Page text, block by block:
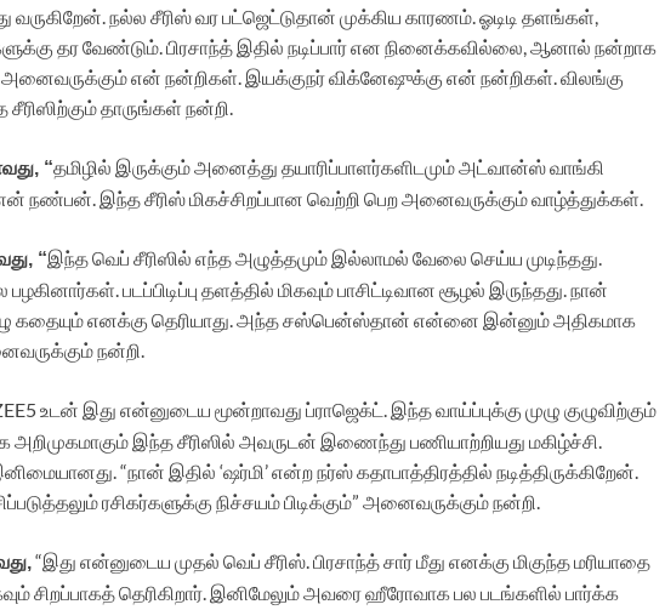
வருகிறேன். நல்ல சீரிஸ் வர பட்ஜெட்டுதான் முக்கிய காரணம். ஓடிடி தளங்கள்,
தர வேண்டும். பிரசாந்த் இதில் நடிப்பார் என நினைக்கவில்லை, ஆனால் நன்றாக
அனைவருக்கும் என் நன்றிகள். இயக்குநர் விக்னேஷுக்கு என் நன்றிகள். விலங்கு
தாருங்கள் நன்றி.
“தமிழில் இருக்கும் அனைத்து தயாரிப்பாளர்களிடமும் அட்வான்ஸ் வாங்கி
என் நண்பன். இந்த சீரிஸ் மிகச்சிறப்பான வெற்றி பெற அனைவருக்கும் வாழ்த்துக்கள்.
“இந்த வெப் சீரிஸில் எந்த அழுத்தமும் இல்லாமல் வேலை செய்ய முடிந்தது.
படப்பிடிப்பு தளத்தில் மிகவும் பாசிட்டிவான சூழல் இருந்தது. நான்
கதையும் எனக்கு தெரியாது. அந்த சஸ்பென்ஸ்தான் என்னை இன்னும் அதிகமாக
நன்றி.
உடன் இது என்னுடைய மூன்றாவது ப்ராஜெக்ட். இந்த வாய்ப்புக்கு முழு குழுவிற்கும்
அறிமுகமாகும் இந்த சீரிஸில் அவருடன் இணைந்து பணியாற்றியது மகிழ்ச்சி.
இனிமையானது. “நான் இதில் ‘ஷர்மி’ என்ற நர்ஸ் கதாபாத்திரத்தில் நடித்திருக்கிறேன்.
ரசிகர்களுக்கு நிச்சயம் பிடிக்கும்” அனைவருக்கும் நன்றி.
“இது என்னுடைய முதல் வெப் சீரிஸ். பிரசாந்த் சார் மீது எனக்கு மிகுந்த மரியாதை
சிறப்பாகத் தெரிகிறார். இனிமேலும் அவரை ஹீரோவாக பல படங்களில் பார்க்க